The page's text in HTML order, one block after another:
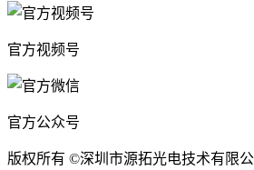
官方视频号
官方公众号
版权所有 ©深圳市源拓光电技术有限